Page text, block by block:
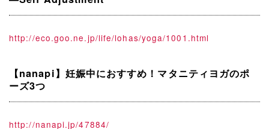
http://eco.goo.ne.jp/life/lohas/yoga/1001.html
【nanapi】妊娠中におすすめ！マタニティヨガのポ
ーズ3つ
http://nanapi.jp/47884/